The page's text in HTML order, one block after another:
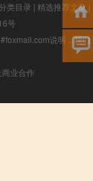
类目录 | 精选推荐文章 |
号
说明，我们
业合作